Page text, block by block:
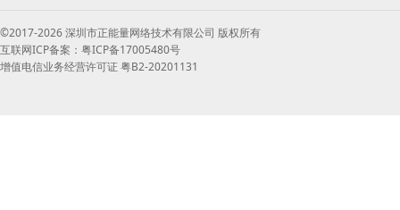
©2017-2026 深圳市正能量网络技术有限公司 版权所有
互联网ICP备案：粤ICP备17005480号
增值电信业务经营许可证 粤B2-20201131